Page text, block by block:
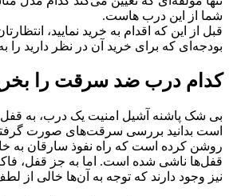
شما از این درب هاست.
قبل از این که اقدام به خرید نمایید،
بودجه‌ای که برای خرید آن در نظر دارید را
کدام درب ضد سرقت را
بی شک پاشنه آشیل امنیت یک درب، به
است بدانید بررسی سرقت‌های صورت گرفته
روشن کرده است که راه نفوذ سارقان به
قفل‌ها ناشی شده است. اما به جز قفل،
نیز وجود دارند که توجه به آن‌ها خالی از